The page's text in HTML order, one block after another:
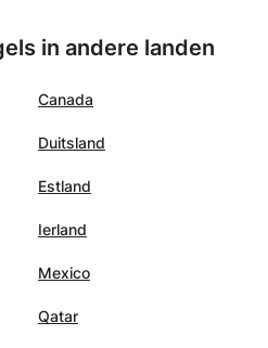
in andere landen
Canada
Duitsland
Estland
Ierland
Mexico
Qatar